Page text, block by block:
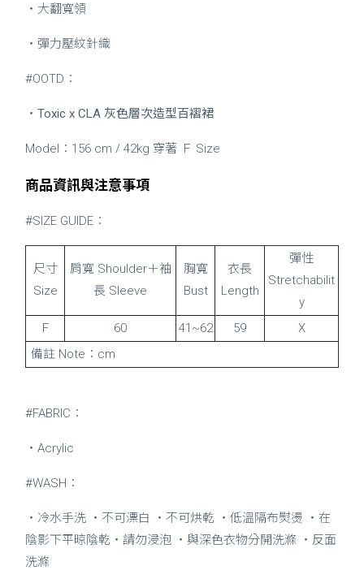
・大翻寬領
・彈力壓紋針織
#OOTD：
・ Toxic x CLA 灰色層次造型百褶裙
Model：156 cm / 42kg 穿著 Ｆ Size
商品資訊與注意事項
#SIZE GUIDE：
尺寸
Size
肩寬 Shoulder＋袖
長 Sleeve
胸寬
Bust
衣長
Length
彈性
Stretchabilit
y
Ｆ
60 41~62 59
X
備註 Note：cm
#FABRIC：
‧Acrylic
#WASH：
・冷水手洗 ・不可漂白 ・不可烘乾 ・低溫隔布熨燙 ・在
陰影下平晾陰乾・請勿浸泡 ・與深色衣物分開洗滌 ・反面
洗滌